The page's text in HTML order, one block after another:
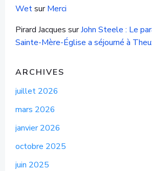
WetsurMerci
Pirard Jacques surJohn Steele : Le
Sainte-Mère-Église a séjourné à
ARCHIVES
juillet 2026
mars 2026
janvier 2026
octobre 2025
juin 2025